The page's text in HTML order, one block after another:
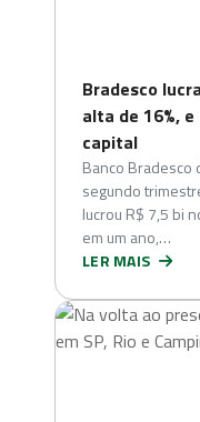
Bradesco
alta de 16%,
capital
Banco Bradesco
segundo
lucrou R$ 7,5 bi
em um ano,…
LER MAIS